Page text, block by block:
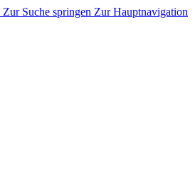
Zur Suche springen Zur Hauptnavigation